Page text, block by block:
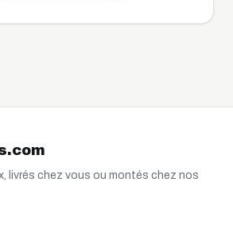
livrés chez vous ou montés chez nos